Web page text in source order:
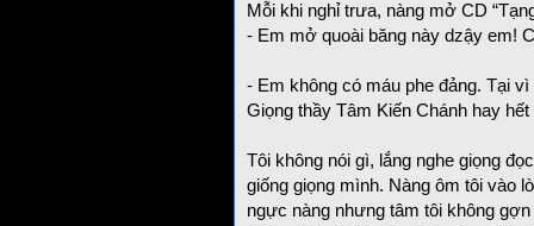
Mỗi khi nghỉ trưa, nàng mở CD
- Em mở quoài băng này dzậy em!
- Em không có máu phe đảng. Tại
Giọng thầy Tâm Kiến Chánh hay
Tôi không nói gì, lắng nghe giọng
giống giọng mình. Nàng ôm tôi vào
ngực nàng nhưng tâm tôi không